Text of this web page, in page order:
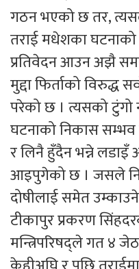
गठन भएको छ तर,
तराई मधेशका
प्रतिवेदन आउन अझै
मुद्दा फिर्ताको विरुद्ध
परेको छ । त्यसको टुंगो
घटनाको निकास सम्भव
र लिनै हुँदैन भन्ने लडाइँ
आइपुगेको छ । जसले
दोषीलाई समेत
टीकापुर प्रकरण
मन्त्रिपरिषद्ले गत ४